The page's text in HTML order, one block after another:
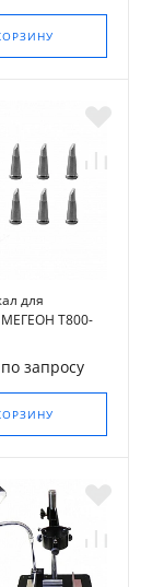
для
T800-
запросу